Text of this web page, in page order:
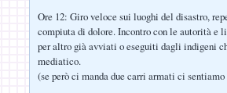
Ore 12: Giro veloce sui luoghi del disastro,
compiuta di dolore. Incontro con le autorità e
per altro già avviati o eseguiti dagli indigeni
mediatico.
(se però ci manda due carri armati ci